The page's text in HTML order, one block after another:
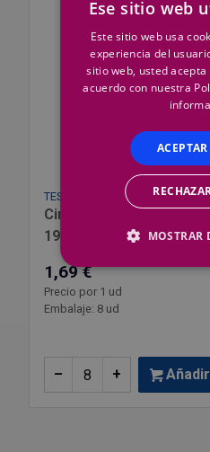
TESA
Cinta Krepp Pintor Tesa
19 X 50 4323
1,69 €
Precio por 1 ud
Embalaje: 8 ud
+
– Añadir
Ese sitio web
Este sitio web usa
experiencia del
sitio web, usted
acuerdo con nuestra
MOSTRAR